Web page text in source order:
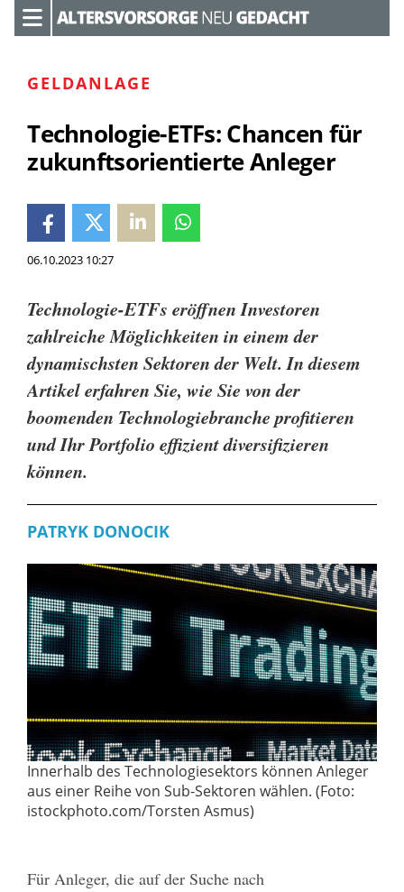
GELDANLAGE
Technologie-ETFs: Chancen für
zukunftsorientierte Anleger
06.10.2023 10:27
Technologie-ETFs eröffnen Investoren
zahlreiche Möglichkeiten in einem der
dynamischsten Sektoren der Welt. In diesem
Artikel erfahren Sie, wie Sie von der
boomenden Technologiebranche profitieren
und Ihr Portfolio effizient diversifizieren
können.
PATRYK DONOCIK
Innerhalb des Technologiesektors können Anleger
aus einer Reihe von Sub-Sektoren wählen. (Foto:
istockphoto.com/Torsten Asmus)
Für Anleger, die auf der Suche nach